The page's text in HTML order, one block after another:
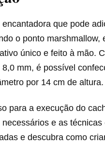
que pode
o ponto marshmallow,
único e feito à mão.
mm, é possível
por 14 cm de altura.
para a execução do
e as técnicas
e descubra como